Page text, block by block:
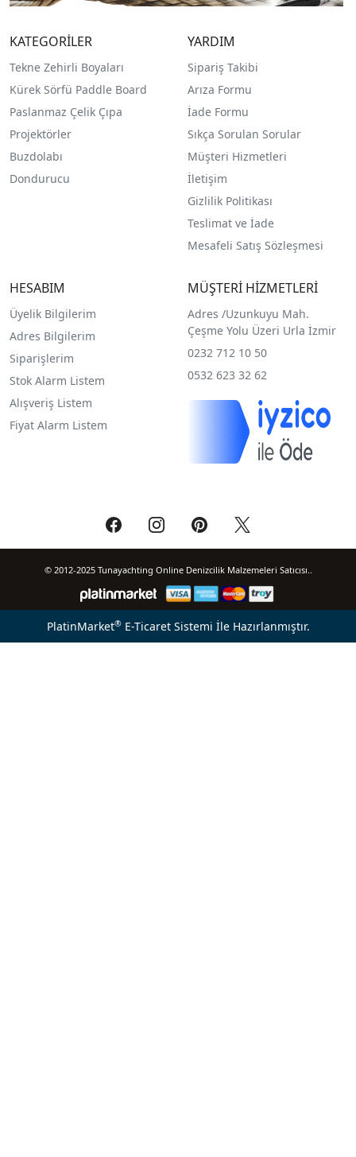
KATEGORİLER
Tekne Zehirli Boyaları
Kürek Sörfü Paddle Board
Paslanmaz Çelik Çıpa
Projektörler
Buzdolabı
Dondurucu
YARDIM
Sipariş Takibi
Arıza Formu
İade Formu
Sıkça Sorulan Sorular
Müşteri Hizmetleri
İletişim
Gizlilik Politikası
Teslimat ve İade
Mesafeli Satış Sözleşmesi
HESABIM
Üyelik Bilgilerim
Adres Bilgilerim
Siparişlerim
Stok Alarm Listem
Alışveriş Listem
Fiyat Alarm Listem
MÜŞTERİ HİZMETLERİ
Adres /Uzunkuyu Mah.
Çeşme Yolu Üzeri Urla İzmir
0232 712 10 50
0532 623 32 62
© 2012-2025 Tunayachting Online Denizcilik Malzemeleri Satıcısı..
PlatinMarket®E-Ticaret Sistemi İle Hazırlanmıştır.